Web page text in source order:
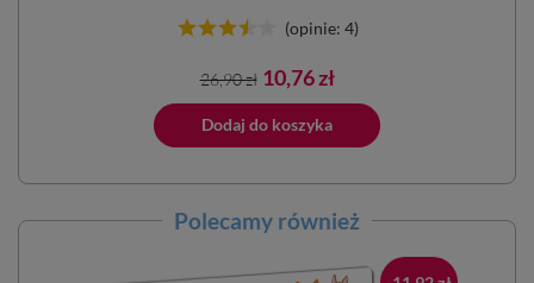
(opinie: 4)
Cena
podstawowa
26,90 zł Cena
10,76 zł
Dodaj do koszyka
Polecamy również